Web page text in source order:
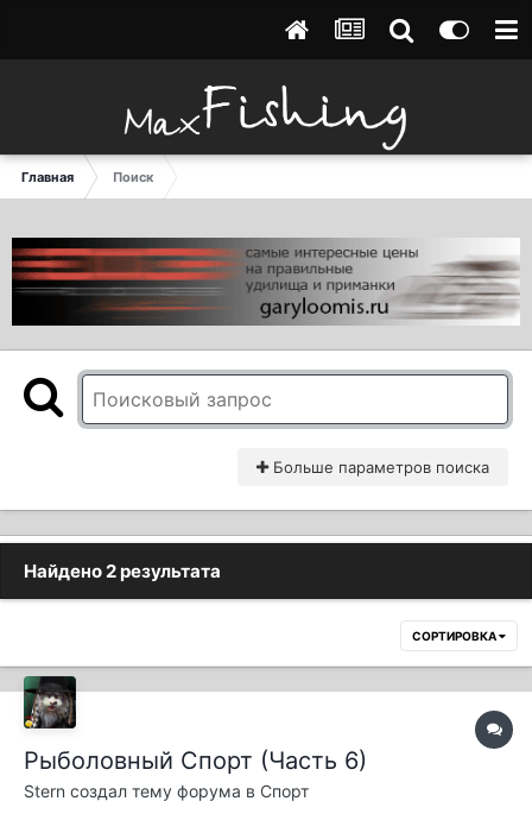
Главная Поиск
Больше параметров поиска
Найдено 2 результата
СОРТИРОВКА
Рыболовный Спорт (Часть 6)
Stern создал тему форума в Спорт